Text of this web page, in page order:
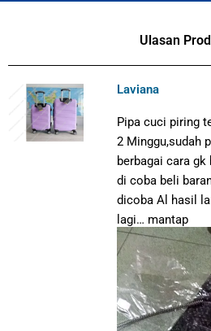
Ulasan
Laviana
Pipa cuci piring
2 Minggu,sudah
berbagai cara
di coba beli
dicoba Al hasil
lagi… mantap